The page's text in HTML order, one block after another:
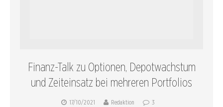
Finanz-Talk zu Optionen, Depotwachstum
und Zeiteinsatz bei mehreren Portfolios
17/10/2021 Redaktion 3